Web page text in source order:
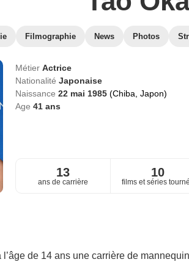
Filmographie News Photos
Métier Actrice
Nationalité Japonaise
Naissance 22 mai 1985 (Chiba, Japon)
Age 41ans
13
ans de carrière
10
films et séries
l’âge de 14 ans une carrière de